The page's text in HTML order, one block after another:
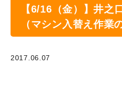
【6/16（金）】井之
（マシン入替え作業
2017.06.07